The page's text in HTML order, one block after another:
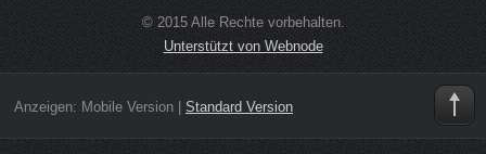
© 2015 Alle Rechte vorbehalten.
Unterstützt von Webnode
Anzeigen: Mobile Version| Standard Version